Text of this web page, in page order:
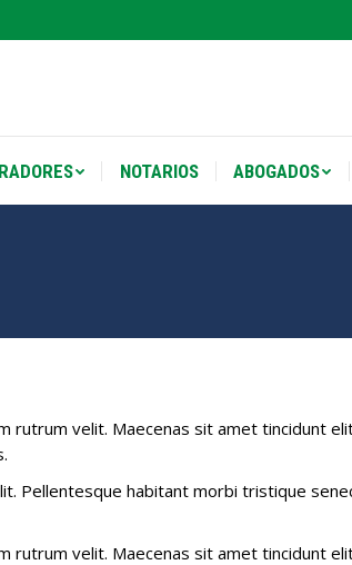
NOTARIOS ABOGADOS
rutrum velit. Maecenas sit amet tincidunt
Pellentesque habitant morbi tristique
rutrum velit. Maecenas sit amet tincidunt
NOTARIOS ABOGADOS